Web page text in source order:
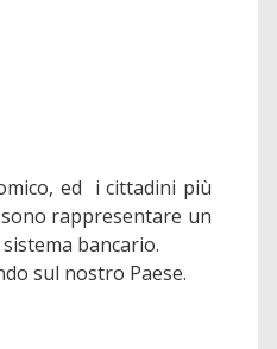
ed i cittadini più
rappresentare un
bancario.
sul nostro Paese.